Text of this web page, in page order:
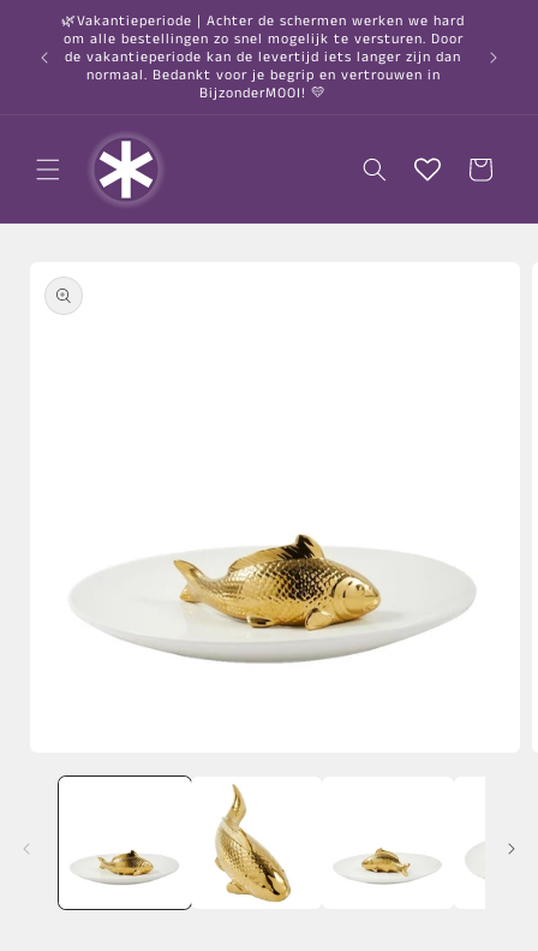
naar de
content
🌿Vakantieperiode | Achter de schermen werken we hard
om alle bestellingen zo snel mogelijk te versturen. Door
de vakantieperiode kan de levertijd iets langer zijn dan
normaal. Bedankt voor je begrip en vertrouwen in
BijzonderMOOI! 💛
○
Winkelwagen
direct naar